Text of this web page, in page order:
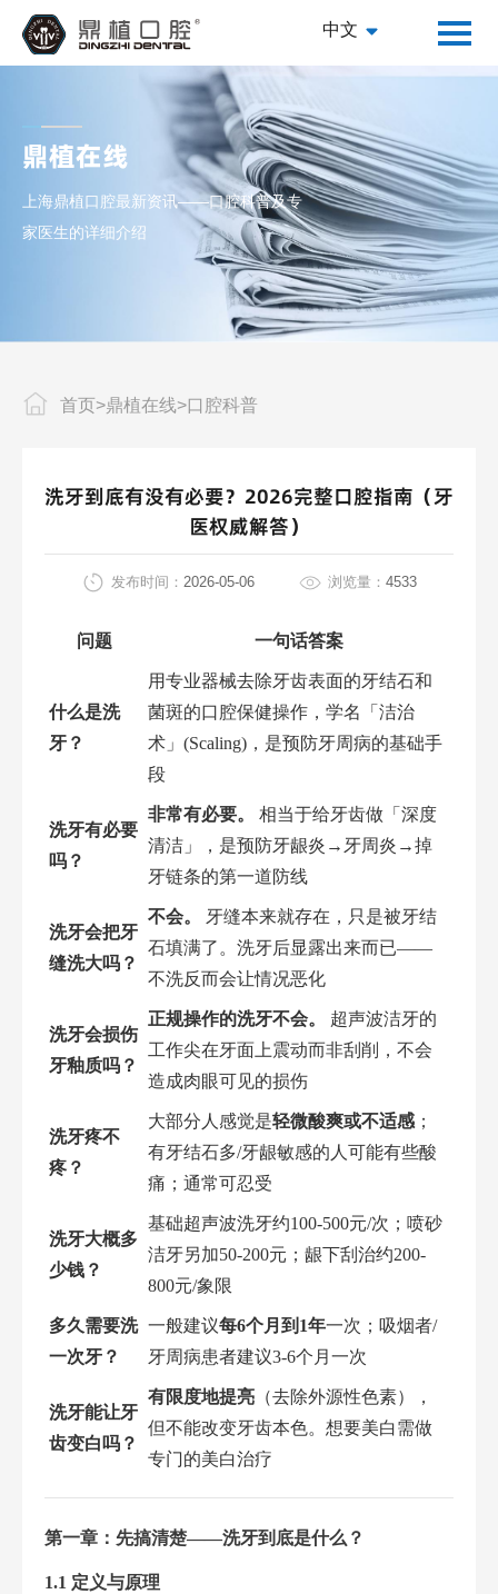
中文
鼎植在线
上海鼎植口腔最新资讯——口腔科普及专
家医生的详细介绍
首页>鼎植在线>口腔科普
洗牙到底有没有必要？2026完整口腔指南（牙
医权威解答）
发布时间： 2026-05-06 浏览量： 4533
问题 一句话答案
什么是洗
牙？
用专业器械去除牙齿表面的牙结石和
菌斑的口腔保健操作，学名「洁治
术」(Scaling)，是预防牙周病的基础手
段
洗牙有必要
吗？
非常有必要。
相当于给牙齿做「深度
清洁」，是预防牙龈炎→牙周炎→掉
牙链条的第一道防线
洗牙会把牙
缝洗大吗？
不会。
牙缝本来就存在，只是被牙结
石填满了。洗牙后显露出来而已——
不洗反而会让情况恶化
洗牙会损伤
牙釉质吗？
正规操作的洗牙不会。
超声波洁牙的
工作尖在牙面上震动而非刮削，不会
造成肉眼可见的损伤
洗牙疼不
疼？
大部分人感觉是轻微酸爽或不适感 ；
有牙结石多/牙龈敏感的人可能有些酸
痛；通常可忍受
洗牙大概多
少钱？
基础超声波洗牙约100-500元/次；喷砂
洁牙另加50-200元；龈下刮治约200-
800元/象限
多久需要洗
一次牙？
一般建议每6个月到1年一次；吸烟者/
牙周病患者建议3-6个月一次
洗牙能让牙
齿变白吗？
有限度地提亮 （去除外源性色素），
但不能改变牙齿本色。想要美白需做
专门的美白治疗
第一章：先搞清楚——洗牙到底是什么？
1.1 定义与原理